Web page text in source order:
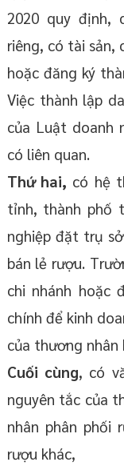
2020 quy định,
riêng, có tài sản,
hoặc đăng ký
Việc thành lập
của Luật doanh
có liên quan.
Thứ hai, có hệ
tỉnh, thành phố
nghiệp đặt trụ
bán lẻ rượu.
chi nhánh hoặc
chính để kinh
của thương nhân
Cuối cùng, có
nguyên tắc của
nhân phân phối
rượu khác,